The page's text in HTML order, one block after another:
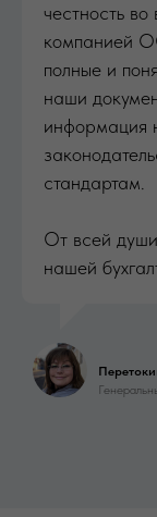
честность
компанией
полные и
наши
информация
стандартам.
От всей
нашей